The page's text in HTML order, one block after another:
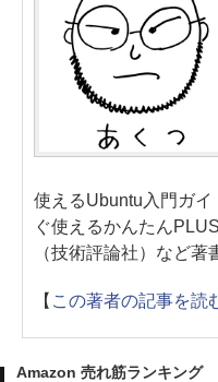
使えるUbuntu入門ガ
ぐ使えるかんたん
（技術評論社）など著
【 この著者の記事を読
Amazon 売れ筋ランキング